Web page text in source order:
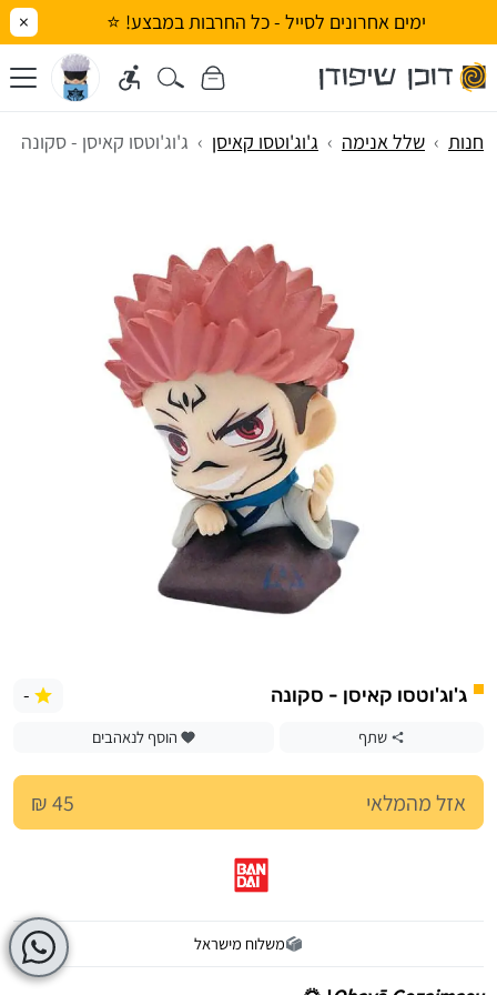
ימים אחרונים לסייל - כל החרבות במבצע! ⭐ ×
חנות שלל אנימה ג'וג'וטסו קאיסן ג'וג'וטסו קאיסן - סקונה
ג'וג'וטסו קאיסן - סקונה -
שתף הוסף לנאהבים
אזל מהמלאי 45 ₪
משלוח מישראל